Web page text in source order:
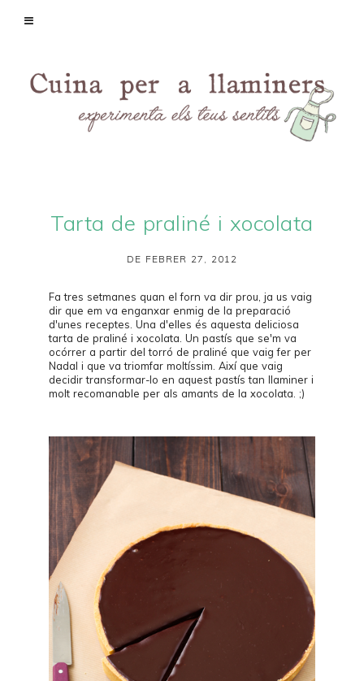
Tarta de praliné i xocolata
DE FEBRER 27, 2012
Fa tres setmanes quan el forn va dir prou, ja us vaig
dir que em va enganxar enmig de la preparació
d'unes receptes. Una d'elles és aquesta deliciosa
tarta de praliné i xocolata. Un pastís que se'm va
ocórrer a partir del torró de praliné que vaig fer per
Nadal i que va triomfar moltíssim. Així que vaig
decidir transformar-lo en aquest pastís tan llaminer i
molt recomanable per als amants de la xocolata. ;)